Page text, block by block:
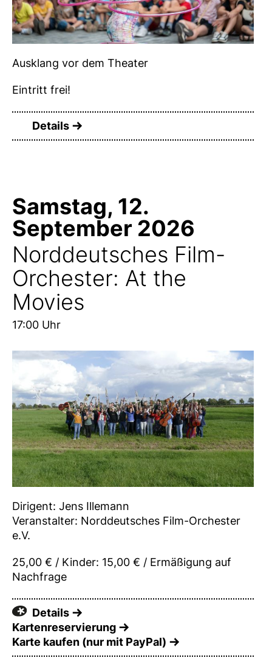
Ausklang vor dem Theater
Eintritt frei!
Details
Samstag, 12.
September 2026
Norddeutsches Film-
Orchester: At the
Movies
17:00 Uhr
Dirigent: Jens Illemann
Veranstalter: Norddeutsches Film-Orchester
e.V.
25,00 € / Kinder: 15,00 € / Ermäßigung auf
Nachfrage
Details
Kartenreservierung
Karte kaufen (nur mit PayPal)